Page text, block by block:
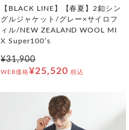
【BLACK LINE】【春夏】2釦シン
グルジャケット/グレー×サイロフ
ィル/NEW ZEALAND WOOL MI
X Super100’s
¥31,900
WEB価格¥25,520 税込